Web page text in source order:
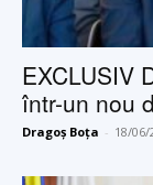
EXCLUSIV
într-un nou
Dragoș Boța - 18/06/